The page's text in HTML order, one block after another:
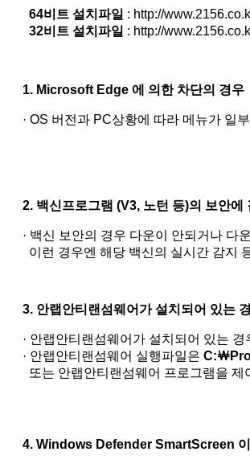
64비트 설치파일 : http://
32비트 설치파일 : http://
1. Microsoft Edge 에 의한 차단의 경우
· OS 버전과 PC상황에 따라 메뉴가 일
2. 백신프로그램 (V3, 노턴 등)의 보안에
· 백신 보안의 경우 다운이 안되거나 다
이런 경우엔 해당 백신의 실시간 감지
3. 안랩안티랜섬웨어가 설치되어 있는
· 안랩안티랜섬웨어가 설치되어 있는
· 안랩안티랜섬웨어 실행파일은 C:￦
또는 안랩안티랜섬웨어 프로그램을
4. Windows Defender SmartScreen